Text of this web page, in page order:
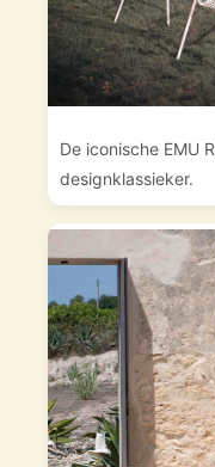
De iconische EMU
designklassieker.